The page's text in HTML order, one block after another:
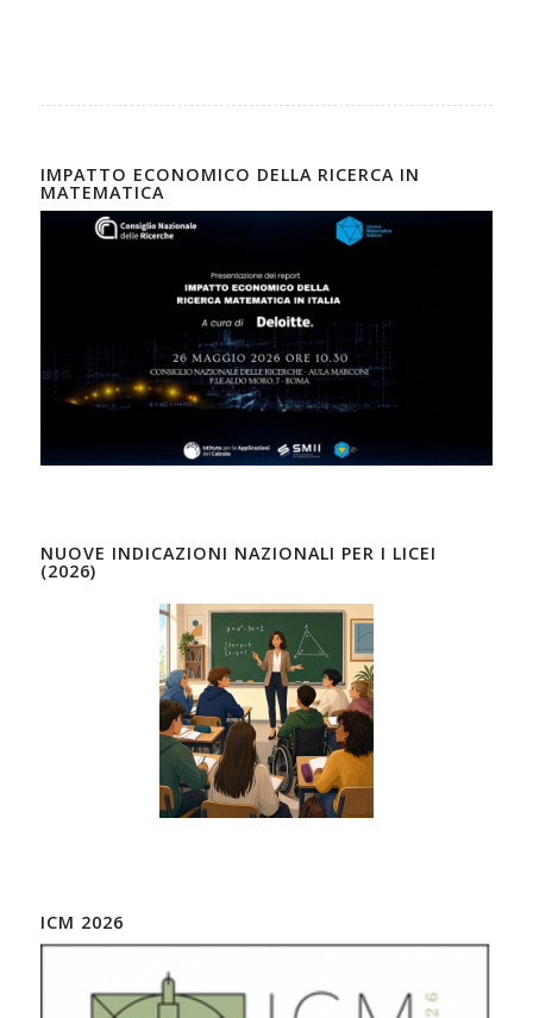
IMPATTO ECONOMICO DELLA RICERCA IN
MATEMATICA
NUOVE INDICAZIONI NAZIONALI PER I LICEI
(2026)
ICM 2026